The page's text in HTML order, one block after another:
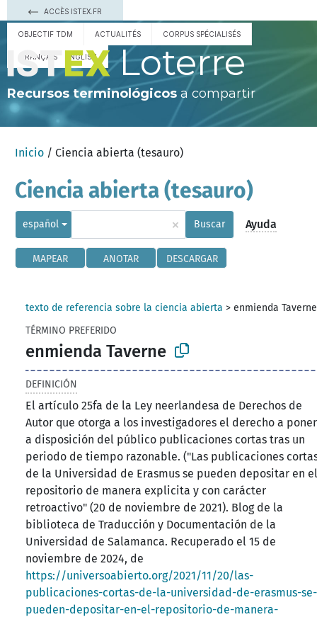
ACCÈS ISTEX.FR
OBJECTIF TDM ACTUALITÉS CORPUS SPÉCIALISÉS
FRANÇAIS ENGLISH Loterre
Recursos terminológicos a compartir
Inicio / Ciencia abierta (tesauro)
Ciencia abierta (tesauro)
español × Buscar Ayuda
MAPEAR ANOTAR DESCARGAR
texto de referencia sobre la ciencia abierta >enmienda Taverne
TÉRMINO PREFERIDO
enmienda Taverne
DEFINICIÓN
El artículo 25fa de la Ley neerlandesa de Derechos de
Autor que otorga a los investigadores el derecho a poner
a disposición del público publicaciones cortas tras un
periodo de tiempo razonable. ("Las publicaciones
de la Universidad de Erasmus se pueden depositar en
repositorio de manera explicita y con carácter
retroactivo" (20 de noviembre de 2021). Blog de la
biblioteca de Traducción y Documentación de la
Universidad de Salamanca. Recuperado el 15 de
noviembre de 2024, de
https://universoabierto.org/2021/11/20/las-
publicaciones-cortas-de-la-universidad-de-erasmus-se-
pueden-depositar-en-el-repositorio-de-manera-